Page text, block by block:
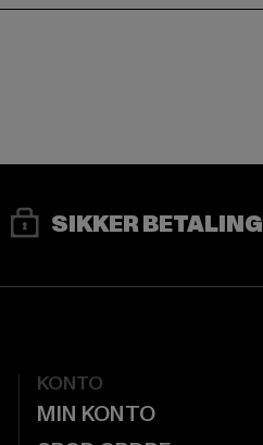
SIKKER BETALING
KONTO
MIN KONTO